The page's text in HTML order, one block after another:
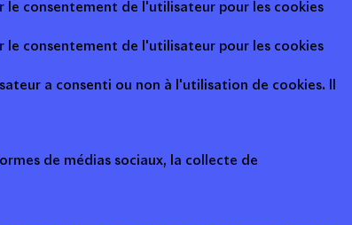
le consentement de l'utilisateur pour les cookies
le consentement de l'utilisateur pour les cookies
a consenti ou non à l'utilisation de cookies. Il
de médias sociaux, la collecte de